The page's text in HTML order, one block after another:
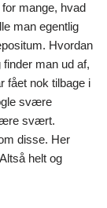
mange, hvad
man egentlig
Hvordan
man ud af,
fået nok tilbage i
svære
svært.
disse. Her
helt og